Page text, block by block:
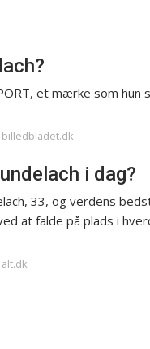
et mærke som
i dag?
33, og verdens
at falde på plads i